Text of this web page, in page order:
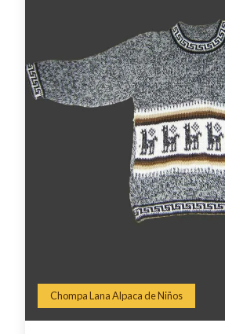
Chompa Lana Alpaca de Niños